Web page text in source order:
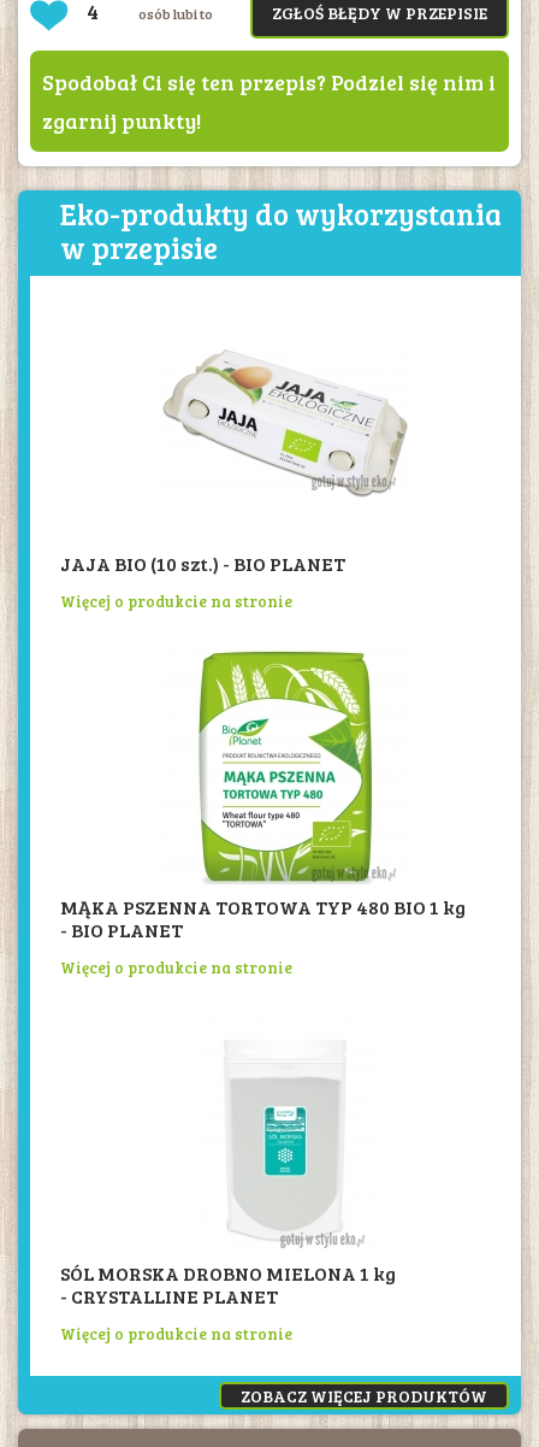
4 osób lubi to ZGŁOŚ BŁĘDY W PRZEPISIE
Spodobał Ci się ten przepis? Podziel się nim i
zgarnij punkty!
Eko-produkty do wykorzystania
w przepisie
JAJA BIO (10 szt.) - BIO PLANET
Więcej o produkcie na stronie
MĄKA PSZENNA TORTOWA TYP 480 BIO 1 kg
- BIO PLANET
Więcej o produkcie na stronie
SÓL MORSKA DROBNO MIELONA 1 kg
- CRYSTALLINE PLANET
Więcej o produkcie na stronie
ZOBACZ WIĘCEJ PRODUKTÓW